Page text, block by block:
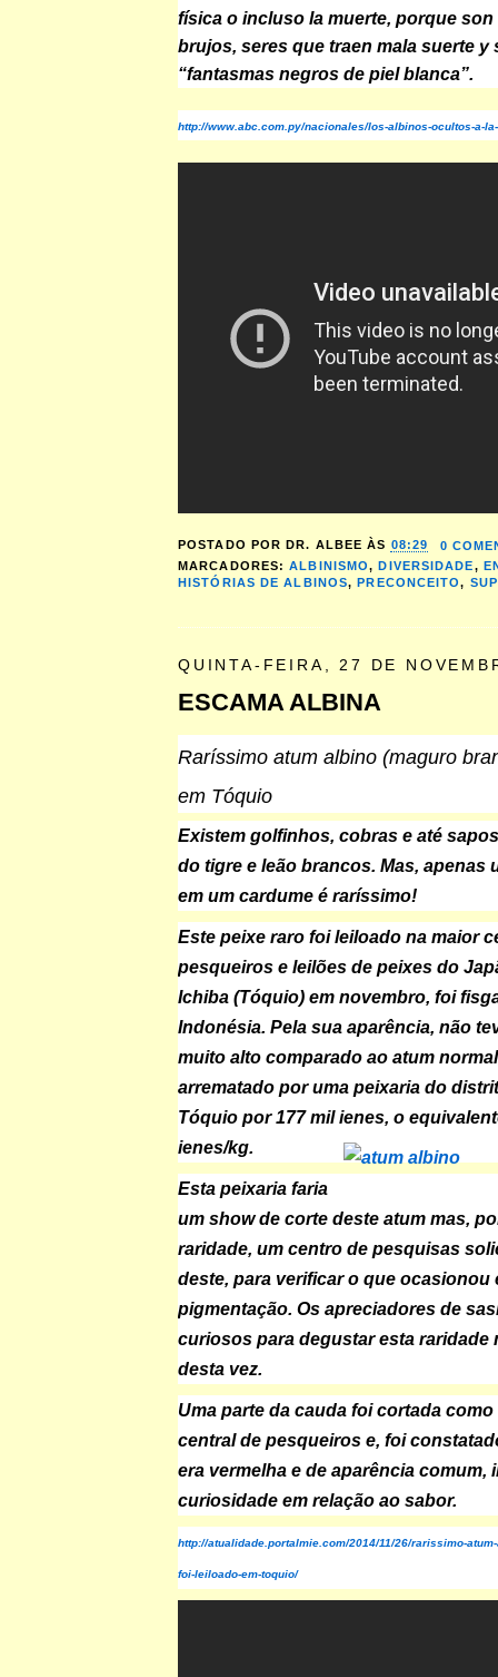
física o incluso la muerte, porque
brujos, seres que traen mala suerte y
“fantasmas negros de piel blanca”.
http://www.abc.com.py/nacionales/los-albinos-ocultos-a-
POSTADO POR DR. ALBEE ÀS 08:29
0
MARCADORES:ALBINISMO,DIVERSIDADE,
HISTÓRIAS DE ALBINOS,PRECONCEITO,
QUINTA-FEIRA, 27 DE
ESCAMA ALBINA
Raríssimo atum albino (maguro
em Tóquio
Existem golfinhos, cobras e até
do tigre e leão brancos. Mas, apenas
em um cardume é raríssimo!
Este peixe raro foi leiloado na maior
pesqueiros e leilões de peixes do
Ichiba (Tóquio) em novembro, foi
Indonésia. Pela sua aparência, não
muito alto comparado ao atum
arrematado por uma peixaria do
Tóquio por 177 mil ienes, o
ienes/kg.
Esta peixaria faria
um show de corte deste atum mas,
raridade, um centro de pesquisas
deste, para verificar o que ocasionou
pigmentação. Os apreciadores de
curiosos para degustar esta raridade
desta vez.
Uma parte da cauda foi cortada
central de pesqueiros e, foi
era vermelha e de aparência comum,
curiosidade em relação ao sabor.
http://atualidade.portalmie.com/2014/11/26/rarissimo-
foi-leiloado-em-toquio/